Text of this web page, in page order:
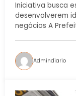
Iniciativa busca
desenvolverem
negócios A
Admindiario